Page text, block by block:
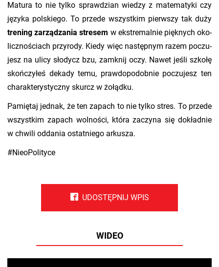
​Ma­tu­ra to nie tylko spraw­dzian wie­dzy z ma­te­ma­ty­ki czy
ję­zy­ka pol­skie­go. To przede wszyst­kim pierw­szy tak duży
tre­ning za­rzą­dza­nia stre­sem w eks­tre­mal­nie pięk­nych oko­
licz­no­ściach przy­ro­dy. Kiedy więc na­stęp­nym razem po­czu­
jesz na ulicy sło­dycz bzu, za­mknij oczy. Nawet jeśli szko­łę
skoń­czy­łeś de­ka­dy temu, praw­do­po­dob­nie po­czu­jesz ten
cha­rak­te­ry­stycz­ny skurcz w żo­łąd­ku.
​Pa­mię­taj jed­nak, że ten za­pach to nie tylko stres. To przede
wszyst­kim za­pach wol­no­ści, która za­czy­na się do­kład­nie
w chwi­li od­da­nia ostat­nie­go ar­ku­sza.
#Nie­oPo­li­ty­ce
UDOSTĘPNIJ WPIS
WIDEO